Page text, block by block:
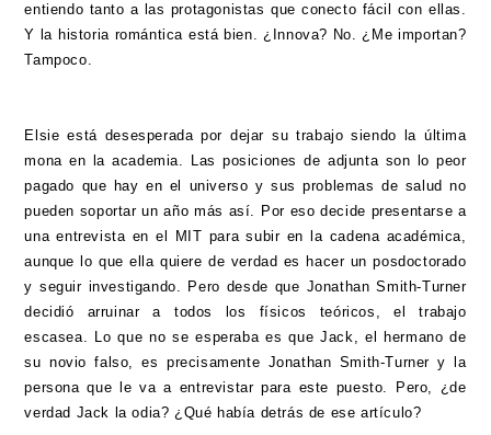
entiendo tanto a las protagonistas que conecto fácil con ellas.
Y la historia romántica está bien. ¿Innova? No. ¿Me importan?
Tampoco.
Elsie está desesperada por dejar su trabajo siendo la última
mona en la academia. Las posiciones de adjunta son lo peor
pagado que hay en el universo y sus problemas de salud no
pueden soportar un año más así. Por eso decide presentarse a
una entrevista en el MIT para subir en la cadena académica,
aunque lo que ella quiere de verdad es hacer un posdoctorado
y seguir investigando. Pero desde que Jonathan Smith-Turner
decidió arruinar a todos los físicos teóricos, el trabajo
escasea. Lo que no se esperaba es que Jack, el hermano de
su novio falso, es precisamente Jonathan Smith-Turner y la
persona que le va a entrevistar para este puesto. Pero, ¿de
verdad Jack la odia? ¿Qué había detrás de ese artículo?